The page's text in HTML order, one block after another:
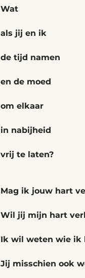
Wat
als jij en ik
de tijd namen
en de moed
om elkaar
in nabijheid
vrij te laten?
Mag ik jouw hart
Wil jij mijn hart
Ik wil weten wie ik
Jij misschien ook